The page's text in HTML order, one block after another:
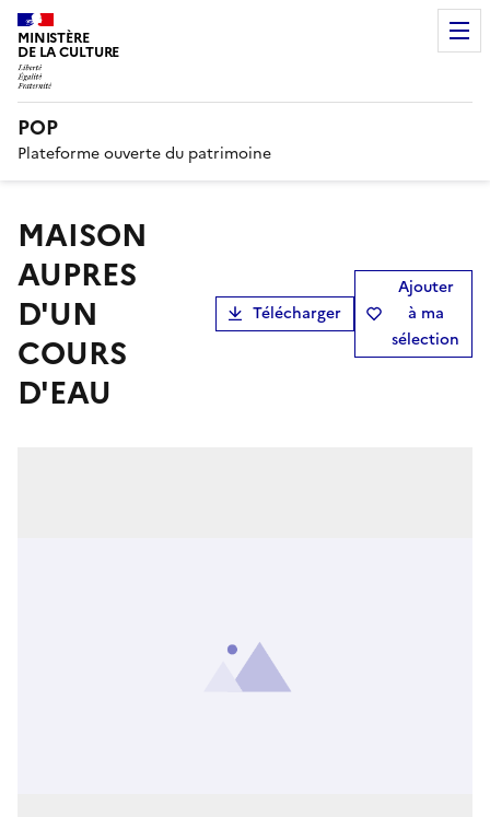
MINISTÈRE
DE LA CULTURE
POP
Plateforme ouverte du patrimoine
MAISON
AUPRES
D'UN
COURS
D'EAU
Télécharger
Ajouter
à ma
sélection